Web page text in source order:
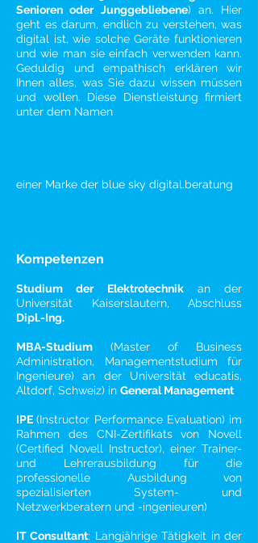
Senioren oder Junggebliebene) an. Hier
geht es darum, endlich zu verstehen, was
digital ist, wie solche Geräte funktionieren
und wie man sie einfach verwenden kann.
Geduldig und empathisch erklären wir
Ihnen alles, was Sie dazu wissen müssen
und wollen. Diese Dienstleistung firmiert
unter dem Namen
einer Marke der blue sky digital.beratung
Kompetenzen
Studium der Elektrotechnikan der
Universität Kaiserslautern, Abschluss
Dipl.-Ing.
MBA-Studium (Master of Business
Administration, Managementstudium für
Ingenieure) an der Universität educatis,
Altdorf, Schweiz) in General Management
IPE(Instructor Performance Evaluation) im
Rahmen des CNI-Zertifikats von Novell
(Certified Novell Instructor), einer Trainer-
und Lehrerausbildung für die
professionelle Ausbildung von
spezialisierten System- und
Netzwerkberatern und -ingenieuren)
IT Consultant: Langjährige Tätigkeit in der